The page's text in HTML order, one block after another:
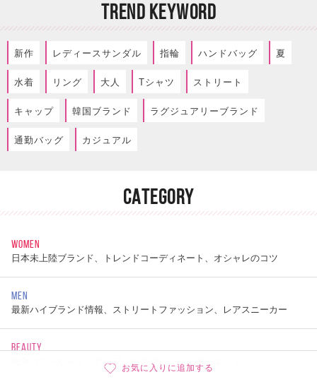
お気に入りに追加する
TREND KEYWORD
新作 レディースサンダル 指輪 ハンドバッグ 夏
水着 リング 大人 Tシャツ ストリート
キャップ 韓国ブランド ラグジュアリーブランド
通勤バッグ カジュアル
CATEGORY
WOMEN
日本未上陸ブランド、トレンドコーディネート、オシャレのコツ
MEN
最新ハイブランド情報、ストリートファッション、レアスニーカー
BEAUTY
海外コスメやメイクアップ、ヘアアレンジ、ダイエット